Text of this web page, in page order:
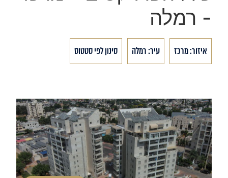
- רמלה
איזור: מרכז עיר: רמלה סינון לפי סטטוס